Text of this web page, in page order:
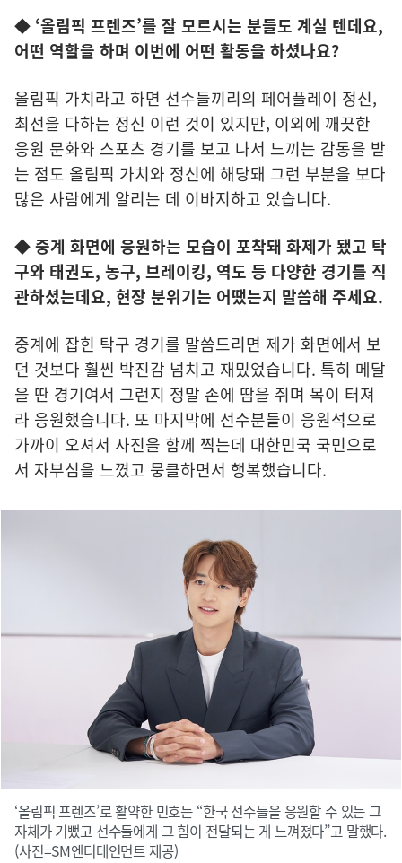
◆ ‘올림픽 프렌즈’를 잘 모르시는 분들도 계실 텐데요,
어떤 역할을 하며 이번에 어떤 활동을 하셨나요?
올림픽 가치라고 하면 선수들끼리의 페어플레이 정신,
최선을 다하는 정신 이런 것이 있지만, 이외에 깨끗한
응원 문화와 스포츠 경기를 보고 나서 느끼는 감동을 받
는 점도 올림픽 가치와 정신에 해당돼 그런 부분을 보다
많은 사람에게 알리는 데 이바지하고 있습니다.
◆ 중계 화면에 응원하는 모습이 포착돼 화제가 됐고 탁
구와 태권도, 농구, 브레이킹, 역도 등 다양한 경기를 직
관하셨는데요, 현장 분위기는 어땠는지 말씀해 주세요.
중계에 잡힌 탁구 경기를 말씀드리면 제가 화면에서 보
던 것보다 훨씬 박진감 넘치고 재밌었습니다. 특히 메달
을 딴 경기여서 그런지 정말 손에 땀을 쥐며 목이 터져
라 응원했습니다. 또 마지막에 선수분들이 응원석으로
가까이 오셔서 사진을 함께 찍는데 대한민국 국민으로
서 자부심을 느꼈고 뭉클하면서 행복했습니다.
‘올림픽 프렌즈’로 활약한 민호는 “한국 선수들을 응원할 수 있는 그
자체가 기뻤고 선수들에게 그 힘이 전달되는 게 느껴졌다”고 말했다.
(사진=SM엔터테인먼트 제공)